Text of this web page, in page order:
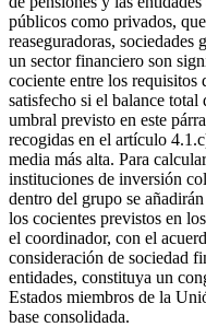
públicos como privados,
reaseguradoras, sociedades
un sector financiero son
cociente entre los requisitos
satisfecho si el balance total
umbral previsto en este
recogidas en el artículo
media más alta. Para
instituciones de inversión
dentro del grupo se
los cocientes previstos en
el coordinador, con el
consideración de sociedad
entidades, constituya un
Estados miembros de la
base consolidada.